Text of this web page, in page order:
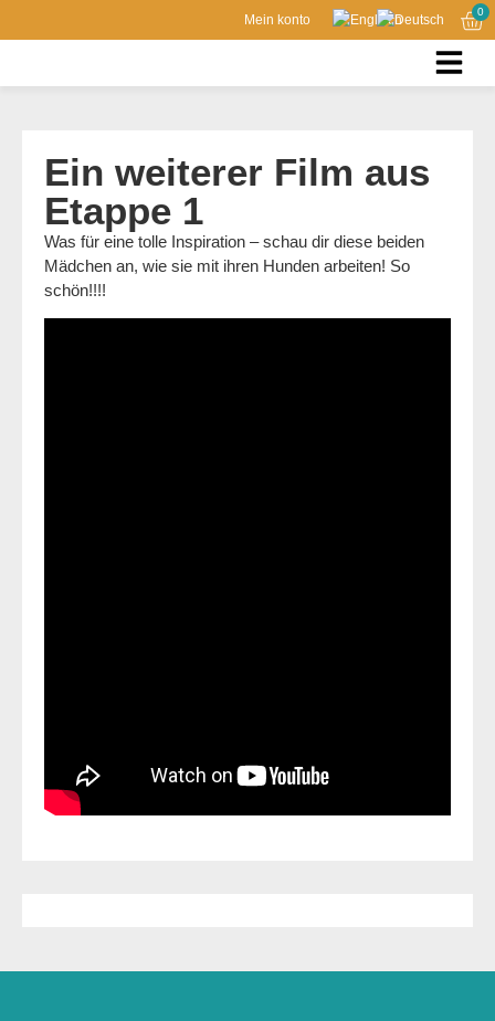
Mein konto
0
Ein weiterer Film aus
Etappe 1
Was für eine tolle Inspiration – schau dir diese beiden
Mädchen an, wie sie mit ihren Hunden arbeiten! So
schön!!!!